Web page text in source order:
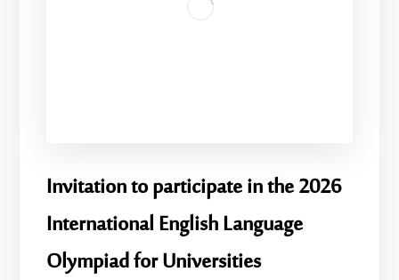
Invitation to participate in the 2026
International English Language
Olympiad for Universities